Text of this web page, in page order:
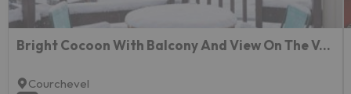
Bright Cocoon With Balcony And View On The Valley
Courchevel